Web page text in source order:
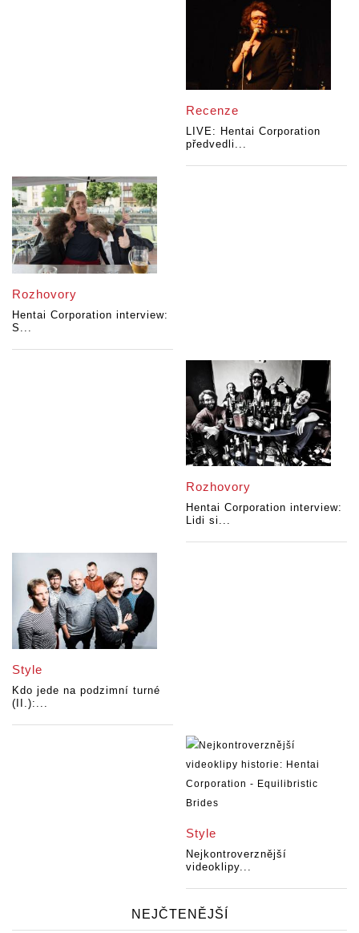
Recenze
LIVE: Hentai Corporation
předvedli...
Rozhovory
Hentai Corporation interview:
S...
Rozhovory
Hentai Corporation interview:
Lidi si...
Style
Kdo jede na podzimní turné
(II.):...
Style
Nejkontroverznější
videoklipy...
NEJČTENĚJŠÍ